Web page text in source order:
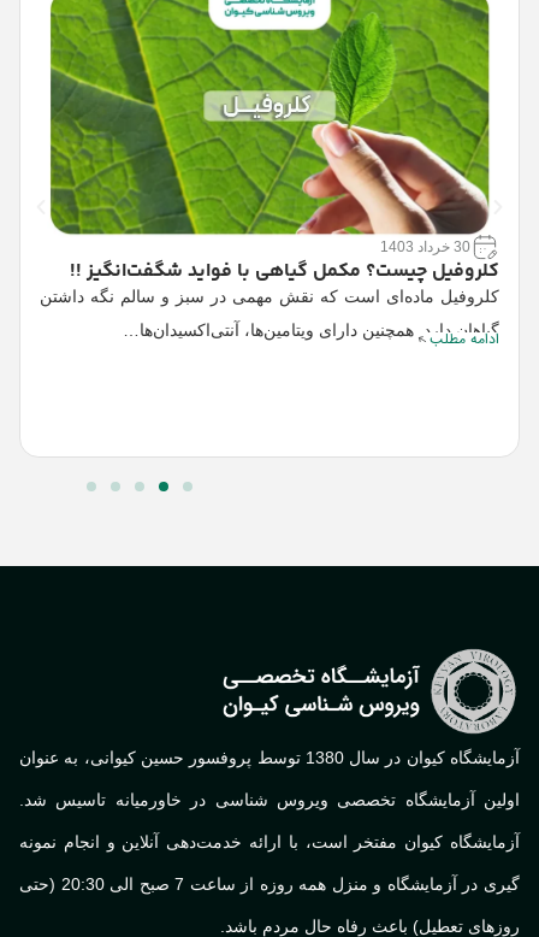
30 خرداد 1403
کلروفیل چیست؟ مکمل گیاهی با فواید شگفت‌انگیز !!
کلروفیل ماده‌ای است که نقش مهمی در سبز و سالم نگه داشتن
گیاهان دارد. همچنین دارای ویتامین‌ها، آنتی‌اکسیدان‌ها…
ادامه مطلب
آزمایشگاه کیوان در سال 1380 توسط پروفسور حسین کیوانی، به عنوان
آزمایشگاه تخصصی ویروس شناسی در خاورمیانه تاسیس شد.
کیوان مفتخر است، با ارائه خدمت‌دهی آنلاین و انجام نمونه
گیری در آزمایشگاه و منزل همه روزه از ساعت 7 صبح الی 20:30 (حتی
تعطیل) باعث رفاه حال مردم باشد.